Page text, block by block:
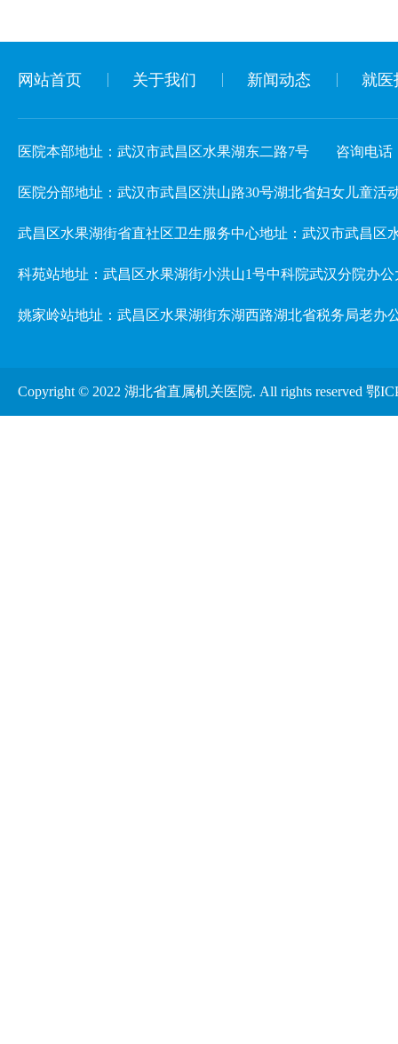
网站首页 关于我们 新闻动态 就医
医院本部地址：武汉市武昌区水果湖东二路7号 咨询电话
医院分部地址：武汉市武昌区洪山路30号湖北省妇女儿童
武昌区水果湖街省直社区卫生服务中心地址：武汉市武昌区
科苑站地址：武昌区水果湖街小洪山1号中科院武汉分院办
姚家岭站地址：武昌区水果湖街东湖西路湖北省税务局老办
Copyright © 2022 湖北省直属机关医院. All rights reserved 鄂